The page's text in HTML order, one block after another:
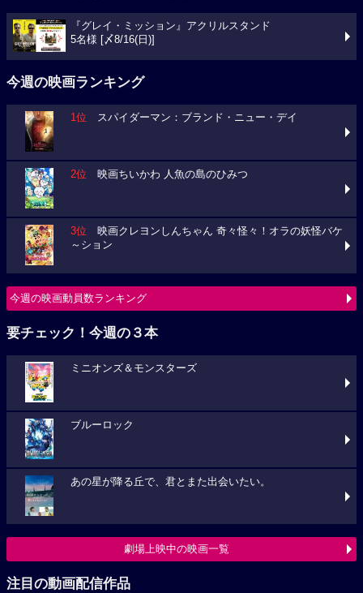
『グレイ・ミッション』アクリルスタンド
5名様 [〆8/16(日)]
今週の映画ランキング
1位 スパイダーマン：ブランド・ニュー・デイ
2位 映画ちいかわ 人魚の島のひみつ
3位 映画クレヨンしんちゃん 奇々怪々！オラの妖怪バケ
～ション
今週の映画動員数ランキング
要チェック！今週の３本
ミニオンズ＆モンスターズ
ブルーロック
あの星が降る丘で、君とまた出会いたい。
劇場上映中の映画一覧
注目の動画配信作品